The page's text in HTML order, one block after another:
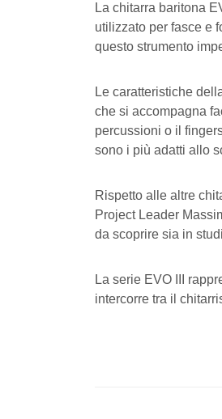
La chitarra baritona
utilizzato per fasce e
questo strumento
Le caratteristiche
che si accompagna
percussioni o il
sono i più adatti allo
Rispetto alle altre
Project Leader
da scoprire sia in
La serie EVO III
intercorre tra il